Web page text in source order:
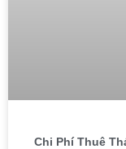
Chi Phí Thuê